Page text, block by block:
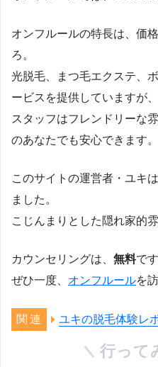
オンフルールの特長は、価
ろ。
光脱毛、まつ毛エクステ、
ービスを提供していますが
スタッフはフレンドリーな
のあなたでも安心できます。
このサイトの運営者・ユキ
ました。
こじんまりとした隠れ家的
カウンセリングは、 無料です
ぜひ一度、 オンフルールを
ユキの脱毛体験レ
行って